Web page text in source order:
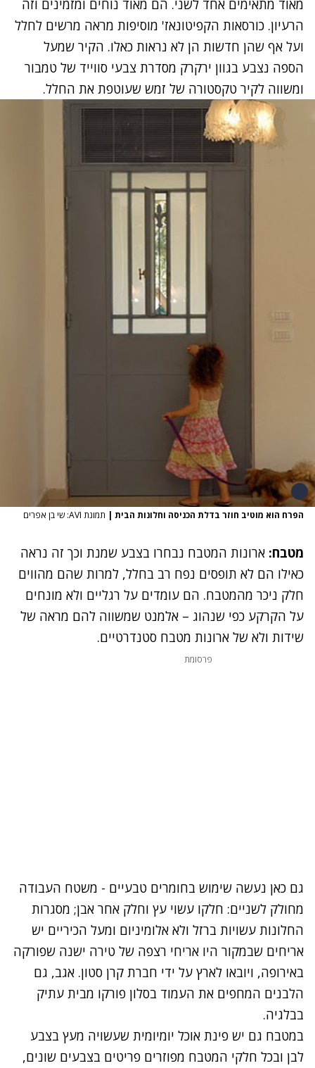
מאוד מתאימים אחד לשני. הם מאוד נוחים ומזמינים וזה
הרעיון. כורסאות הקפיטונאז' מוסיפות מראה מרשים לחלל
ועל אף שהן חדשות הן לא נראות כאלו. הקיר שמעל
הספה נצבע בגוון ירקרק מסדרת צבעי סווייד של טמבור
ומשווה לקיר טקסטורה של זמש שעוטפת את החלל.
הפרח הוא מוטיב חוזר בדלת הכניסה וחלונות הבית | תמונת AVI: שי בן אפרים
מטבח: ארונות המטבח נבחרו בצבע שמנת וכך זה נראה
כאילו הם לא תופסים נפח רב בחלל, למרות שהם מהווים
חלק ניכר מהמטבח. הם עומדים על רגליים ולא מונחים
על הקרקע כפי שנהוג – אלמנט שמשווה להם מראה של
שידות ולא של ארונות מטבח סטנדרטיים.
פרסומת
גם כאן נעשה שימוש בחומרים טבעיים - משטח העבודה
מחולק לשניים: חלקו עשוי עץ וחלק אחר אבן; מסגרות
החלונות עשויות ברזל ולא אלומיניום ומעל הכיריים יש
אריחים שבמקור היו אריחי רצפה של טירה ישנה שפורקה
באירופה, ויובאו לארץ על ידי חברת קרן סטון. אגב, גם
הלבנים המחפים את העמוד בסלון פורקו מבית עתיק
בבלגיה.
במטבח גם יש פינת אוכל יומיומית שעשויה מעץ בצבע
לבן ובכל חלקי המטבח מפוזרים פריטים בצבעים שונים,